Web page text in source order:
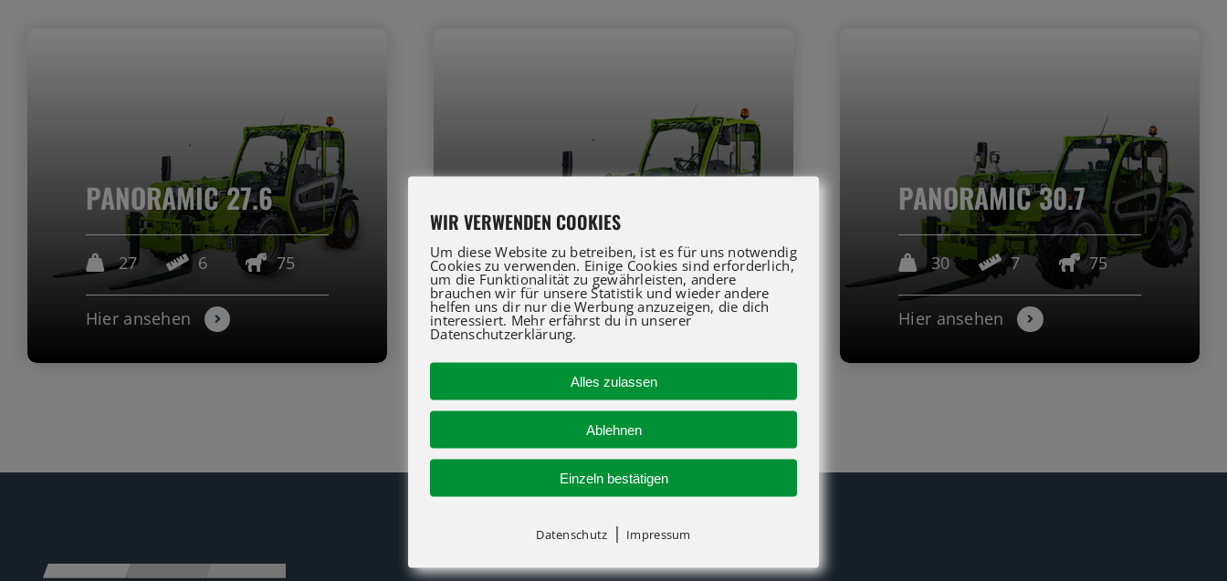
PANORAMIC 27.6
27 6 75
Hier ansehen
27 6 75
Hier ansehen
PANORAMIC 30.7
30 7 75
Hier ansehen
WIR VERWENDEN COOKIES
Um diese Website zu betreiben, ist es für uns notwendig
Cookies zu verwenden. Einige Cookies sind erforderlich,
um die Funktionalität zu gewährleisten, andere
brauchen wir für unsere Statistik und wieder andere
helfen uns dir nur die Werbung anzuzeigen, die dich
interessiert. Mehr erfährst du in unserer
Datenschutzerklärung.
Alles zulassen
Ablehnen
Einzeln bestätigen
Datenschutz | Impressum